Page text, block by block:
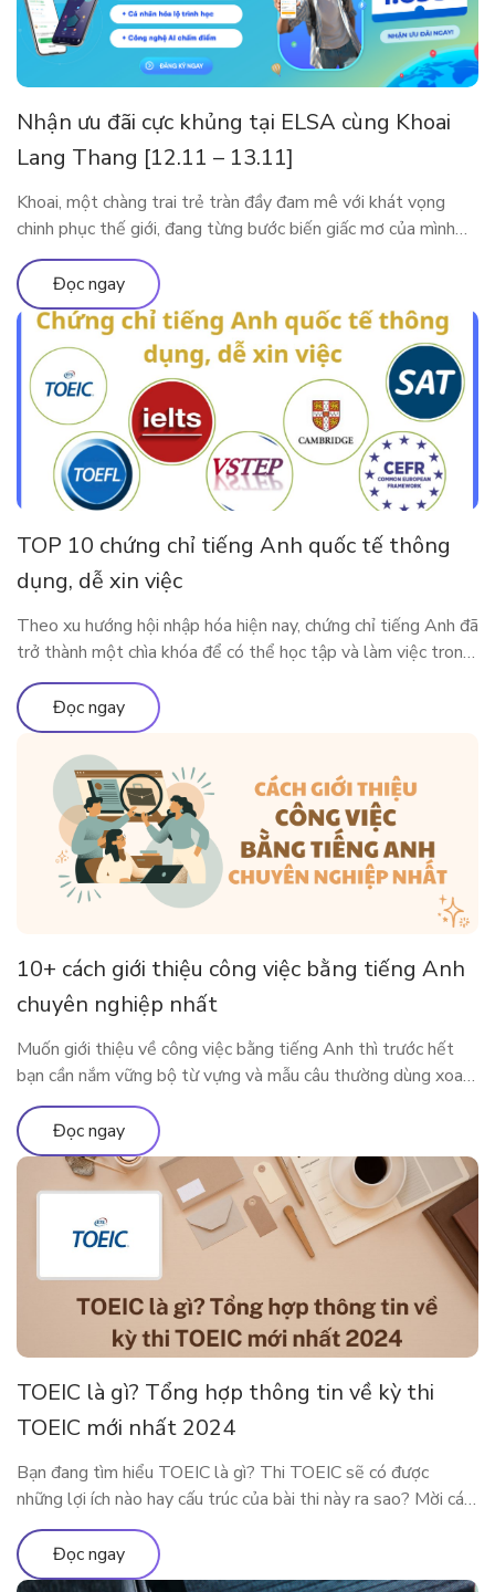
Nhận ưu đãi cực khủng tại ELSA cùng Khoai
Lang Thang [12.11 – 13.11]
Khoai, một chàng trai trẻ tràn đầy đam mê với khát vọng
chinh phục thế giới, đang từng bước biến giấc mơ của mình
thành hiện thực. Tuy nhiên, thử thách lớn nhất mà anh phải
đối mặt trên hành trình này là tiếng Anh. Với ý chí kiên định,
Khoai đã bắt đầu hành […]
Đọc ngay
TOP 10 chứng chỉ tiếng Anh quốc tế thông
dụng, dễ xin việc
Theo xu hướng hội nhập hóa hiện nay, chứng chỉ tiếng Anh đã
trở thành một chìa khóa để có thể học tập và làm việc trong
môi trường quốc tế. Vậy có những chứng chỉ thông dụng nào
được Việt Nam và các nước lớn trên thế giới công nhận?
Cùng ELSA Premium tìm […]
Đọc ngay
10+ cách giới thiệu công việc bằng tiếng Anh
chuyên nghiệp nhất
Muốn giới thiệu về công việc bằng tiếng Anh thì trước hết
bạn cần nắm vững bộ từ vựng và mẫu câu thường dùng xoay
quanh công việc của mình. Bài viết dưới đây sẽ cung cấp cho
bạn những từ vựng, mẫu câu xoay quanh chủ đề công việc để
bạn có thể nói […]
Đọc ngay
TOEIC là gì? Tổng hợp thông tin về kỳ thi
TOEIC mới nhất 2024
Bạn đang tìm hiểu TOEIC là gì? Thi TOEIC sẽ có được
những lợi ích nào hay cấu trúc của bài thi này ra sao? Mời các
độc giả theo chân ELSA Premium để tìm hiểu tất tần tật về
chứng chỉ TOEIC 2024 nhé! TOEIC là gì? Trên các diễn đàn
học tiếng Anh […]
Đọc ngay